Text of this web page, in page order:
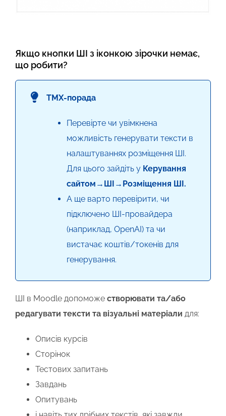
Якщо кнопки ШІ з іконкою зірочки немає,
що робити?
TMX-порада
Перевірте чи увімкнена
можливість генерувати тексти в
налаштуваннях розміщення ШІ.
Для цього зайдіть у Керування
сайтом→ШІ→Розміщення ШІ.
А ще варто перевірити, чи
підключено ШІ-провайдера
(наприклад, OpenAI) та чи
вистачає коштів/токенів для
генерування.
ШІ в Moodle допоможе створювати та/або
редагувати тексти та візуальні матеріали для:
Описів курсів
Сторінок
Тестових запитань
Завдань
Опитувань